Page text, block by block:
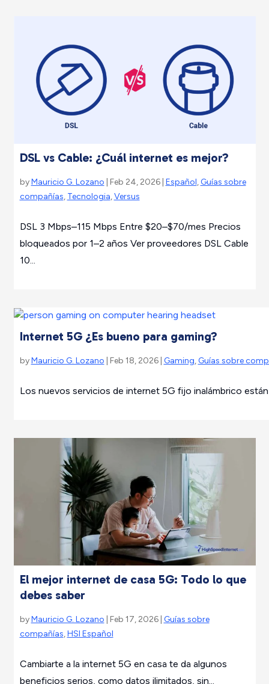
DSL vs Cable: ¿Cuál internet es mejor?
byMauricio G. Lozano | Feb 24, 2026 | Español, Guías sobre
compañías, Tecnologia,Versus
DSL 3 Mbps–115 Mbps Entre $20–$70/mes Precios
bloqueados por 1–2 años Ver proveedores DSL Cable
10...
Internet 5G ¿Es bueno para gaming?
byMauricio G. Lozano | Feb 18, 2026 | Gaming, Guías sobre
Los nuevos servicios de internet 5G fijo inalámbrico
El mejor internet de casa 5G: Todo lo que
debes saber
byMauricio G. Lozano | Feb 17, 2026 | Guías sobre
compañías,HSI Español
Cambiarte a la internet 5G en casa te da algunos
beneficios serios, como datos ilimitados, sin...